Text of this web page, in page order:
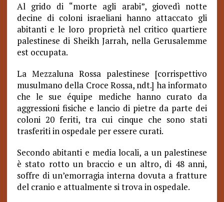
Al grido di “morte agli arabi”, giovedì notte
decine di coloni israeliani hanno attaccato gli
abitanti e le loro proprietà nel critico quartiere
palestinese di Sheikh Jarrah, nella Gerusalemme
est occupata.
La Mezzaluna Rossa palestinese [corrispettivo
musulmano della Croce Rossa, ndt.] ha informato
che le sue équipe mediche hanno curato da
aggressioni fisiche e lancio di pietre da parte dei
coloni 20 feriti, tra cui cinque che sono stati
trasferiti in ospedale per essere curati.
Secondo abitanti e media locali, a un palestinese
è stato rotto un braccio e un altro, di 48 anni,
soffre di un’emorragia interna dovuta a fratture
del cranio e attualmente si trova in ospedale.